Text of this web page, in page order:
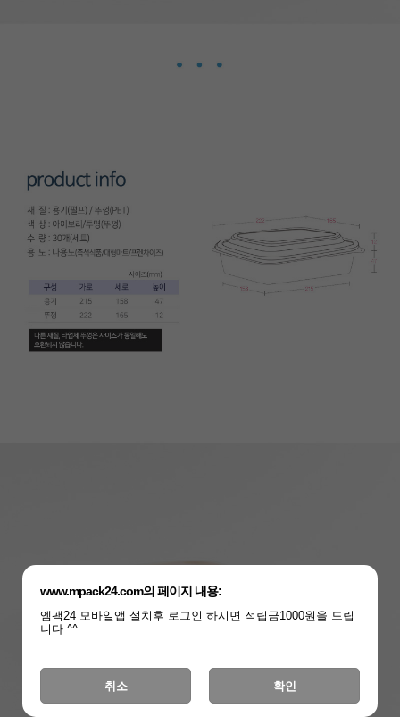
www.mpack24.com의 페이지 내용:
엠팩24 모바일앱 설치후 로그인 하시면 적립금1000원을 드립
니다 ^^
취소 확인